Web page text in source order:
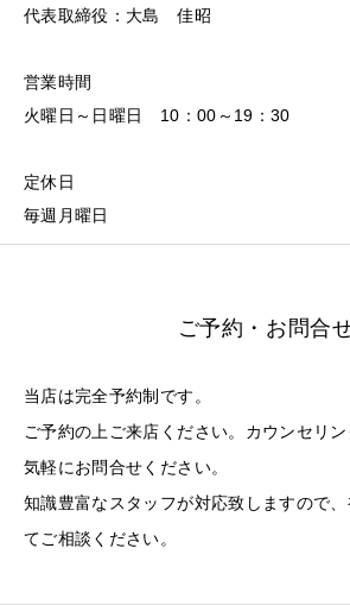
代表取締役：大島 佳昭
営業時間
火曜日～日曜日 10：00～19：30
定休日
毎週月曜日
ご予約・お問合
当店は完全予約制です。
ご予約の上ご来店ください。カウンセリ
気軽にお問合せください。
知識豊富なスタッフが対応致しますので
てご相談ください。